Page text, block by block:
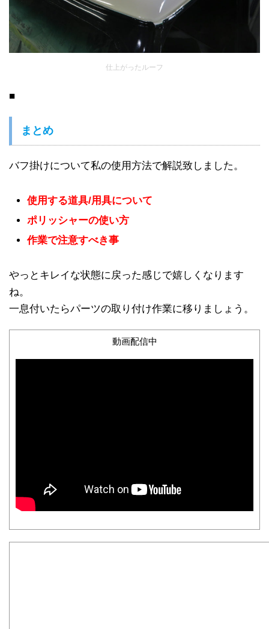
仕上がったルーフ
■
まとめ
バフ掛けについて私の使用方法で解説致しました。
使用する道具/用具について
ポリッシャーの使い方
作業で注意すべき事
やっとキレイな状態に戻った感じで嬉しくなります
ね。
一息付いたらパーツの取り付け作業に移りましょう。
動画配信中